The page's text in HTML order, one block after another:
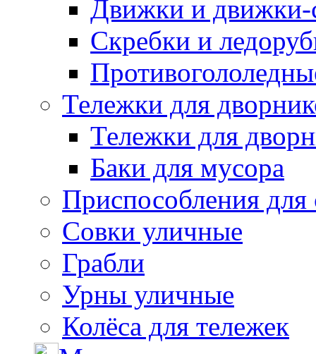
Движки и движки-
Скребки и
Тележки для
Тележки для
Баки для мусора
Приспособления для
Совки уличные
Грабли
Урны уличные
Колёса для тележек